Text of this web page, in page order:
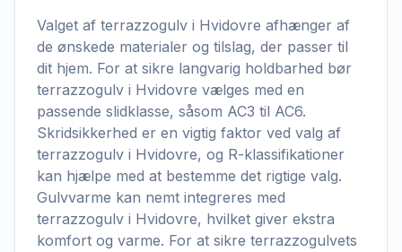
Valget af terrazzogulv i Hvidovre afhænger af
de ønskede materialer og tilslag, der passer til
dit hjem. For at sikre langvarig holdbarhed bør
terrazzogulv i Hvidovre vælges med en
passende slidklasse, såsom AC3 til AC6.
Skridsikkerhed er en vigtig faktor ved valg af
terrazzogulv i Hvidovre, og R-klassifikationer
kan hjælpe med at bestemme det rigtige valg.
Gulvvarme kan nemt integreres med
terrazzogulv i Hvidovre, hvilket giver ekstra
komfort og varme. For at sikre terrazzogulvets